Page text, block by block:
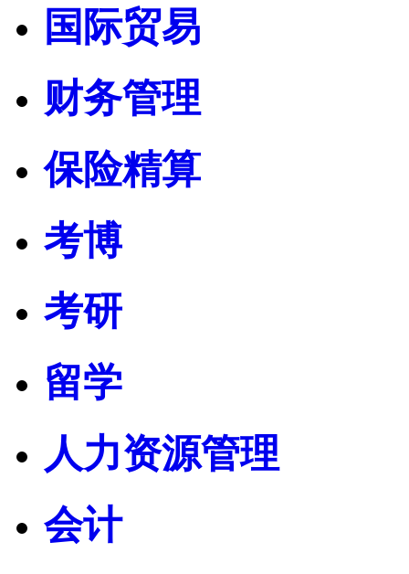
国际贸易
财务管理
保险精算
考博
考研
留学
人力资源管理
会计